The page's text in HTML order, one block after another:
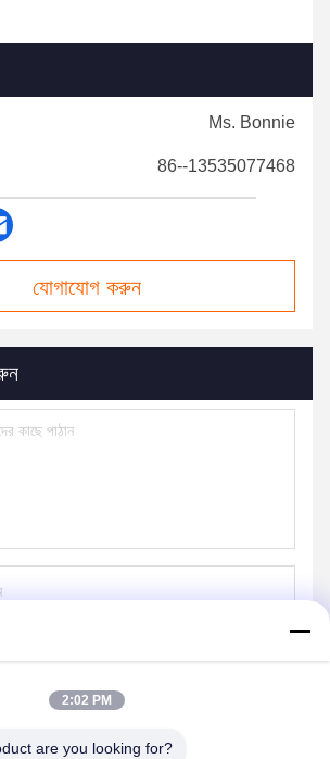
Ms. Bonnie
86--13535077468
যোগাযোগ করুন
পাঠান
2:02 PM
are you looking for?